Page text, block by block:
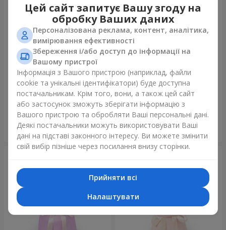
Букет "Kamaliya"
3 199 грн
Замовити
Букет "Moon Dance"
2 513 грн
Замовити
Цей сайт запитує Вашу згоду на
обробку Ваших даних
Персоналізована реклама, контент, аналітика,
вимірювання ефективності
Збереження і/або доступ до інформації на
Вашому пристрої
Інформація з Вашого пристрою (наприклад, файли
cookie та унікальні ідентифікатори) буде доступна
постачальникам. Крім того, вони, а також цей сайт
або застосунок зможуть зберігати інформацію з
Вашого пристрою та обробляти Ваші персональні дані.
Деякі постачальники можуть використовувати Ваші
дані на підставі законного інтересу. Ви можете змінити
свій вибір пізніше через посилання внизу сторінки.
Прийняти всі
Налаштувати